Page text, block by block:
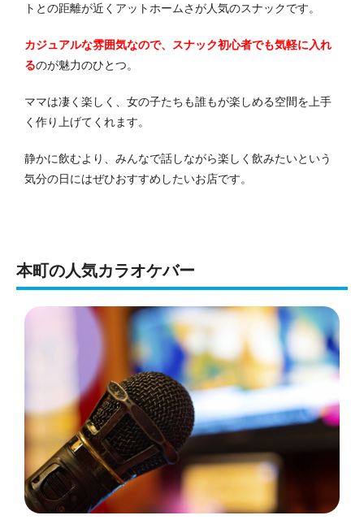
トとの距離が近くアットホームさが人気のスナックです。
カジュアルな雰囲気なので、スナック初心者でも気軽に入れ
るのが魅力のひとつ。
ママは凄く楽しく、女の子たちも誰もが楽しめる空間を上手
く作り上げてくれます。
静かに飲むより、みんなで話しながら楽しく飲みたいという
気分の日にはぜひおすすめしたいお店です。
本町の人気カラオケバー